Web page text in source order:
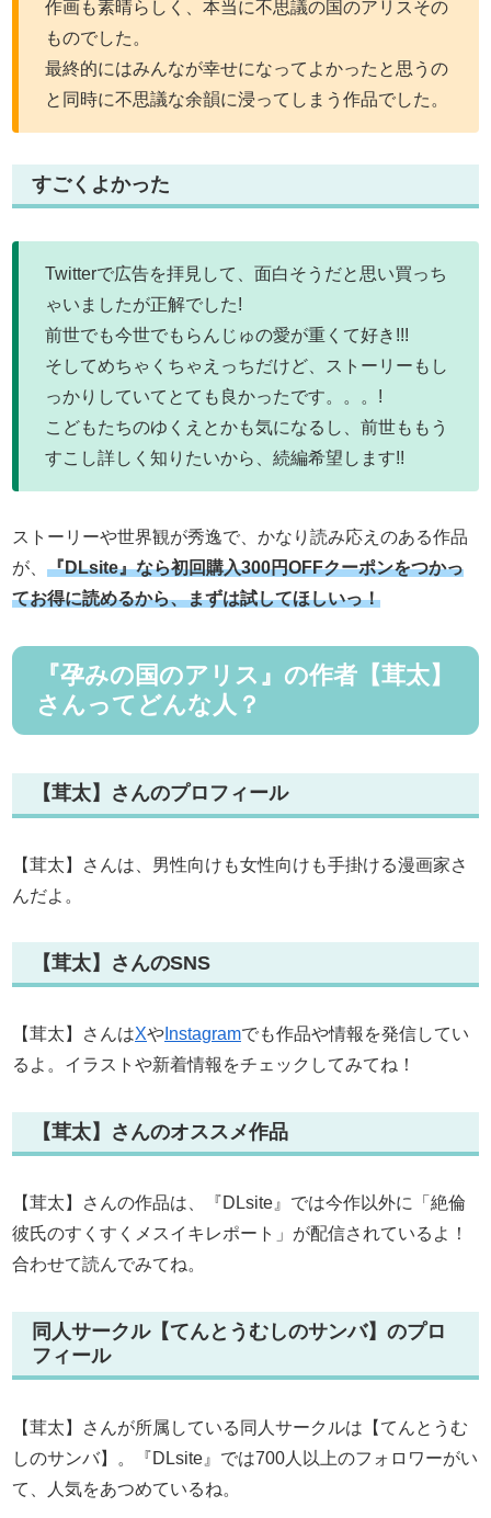
作画も素晴らしく、本当に不思議の国のアリスその
ものでした。
最終的にはみんなが幸せになってよかったと思うの
と同時に不思議な余韻に浸ってしまう作品でした。
すごくよかった
Twitterで広告を拝見して、面白そうだと思い買っち
ゃいましたが正解でした!
前世でも今世でもらんじゅの愛が重くて好き!!!
そしてめちゃくちゃえっちだけど、ストーリーもし
っかりしていてとても良かったです。。。!
こどもたちのゆくえとかも気になるし、前世ももう
すこし詳しく知りたいから、続編希望します!!
ストーリーや世界観が秀逸で、かなり読み応えのある作品
が、 『DLsite』なら初回購入300円OFFクーポンをつかっ
てお得に読めるから、まずは試してほしいっ！
『孕みの国のアリス』の作者【茸太】
さんってどんな人？
【茸太】さんのプロフィール
【茸太】さんは、男性向けも女性向けも手掛ける漫画家さ
んだよ。
【茸太】さんのSNS
【茸太】さんはXや Instagramでも作品や情報を発信してい
るよ。イラストや新着情報をチェックしてみてね！
【茸太】さんのオススメ作品
【茸太】さんの作品は、『DLsite』では今作以外に「絶倫
彼氏のすくすくメスイキレポート」が配信されているよ！
合わせて読んでみてね。
同人サークル【てんとうむしのサンバ】のプロ
フィール
【茸太】さんが所属している同人サークルは【てんとうむ
しのサンバ】。『DLsite』では700人以上のフォロワーがい
て、人気をあつめているね。